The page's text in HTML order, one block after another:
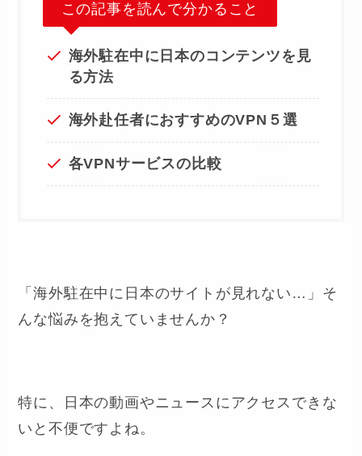
この記事を読んで分かること
海外駐在中に日本のコンテンツを見
る方法
海外赴任者におすすめのVPN５選
各VPNサービスの比較
「海外駐在中に日本のサイトが見れない…」そ
んな悩みを抱えていませんか？
特に、日本の動画やニュースにアクセスできな
いと不便ですよね。